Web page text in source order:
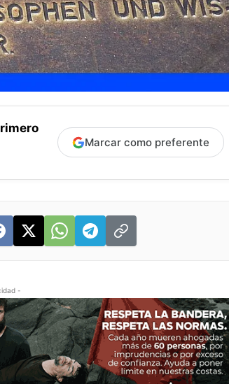
Marcar como preferente
-